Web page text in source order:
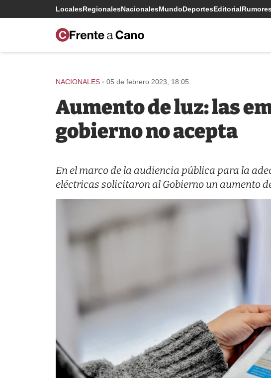
LocalesRegionalesNacionalesMundoDeportesEditorialRumores
NACIONALES - 05 de febrero 2023, 18:05
Aumento de luz: las
gobierno no acepta
En el marco de la audiencia pública para la
eléctricas solicitaron al Gobierno un aumento